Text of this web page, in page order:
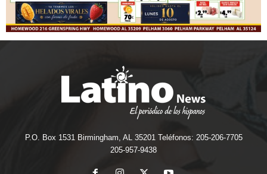
P.O. Box 1531 Birmingham, AL 35201 Teléfonos: 205-206-7705
205-957-9438